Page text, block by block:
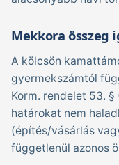
Mekkora összeg
A kölcsön
gyermekszámtól
Korm. rendelet 53.
határokat nem
(építés/vásárlás
függetlenül azonos